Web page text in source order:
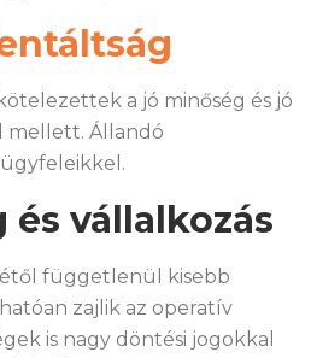
a jó minőség és jó
mellett. Állandó
és vállalkozás
függetlenül kisebb
zajlik az operatív
is nagy döntési jogokkal